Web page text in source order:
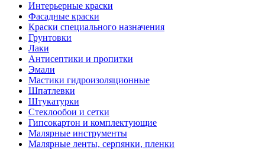
Интерьерные краски
Фасадные краски
Краски специального назначения
Грунтовки
Лаки
Антисептики и пропитки
Эмали
Мастики гидроизоляционные
Шпатлевки
Штукатурки
Стеклообои и сетки
Гипсокартон и комплектующие
Малярные инструменты
Малярные ленты, серпянки, пленки